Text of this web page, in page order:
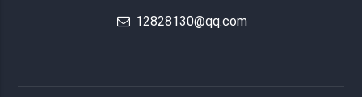
12828130@qq.com